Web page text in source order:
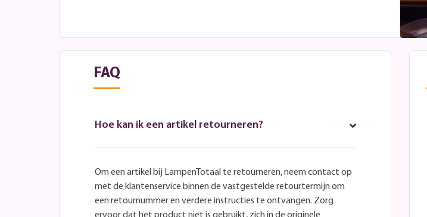
FAQ
Hoe kan ik een artikel retourneren?
Om een artikel bij LampenTotaal te retourneren, neem contact op
met de klantenservice binnen de vastgestelde retourtermijn om
een retournummer en verdere instructies te ontvangen. Zorg